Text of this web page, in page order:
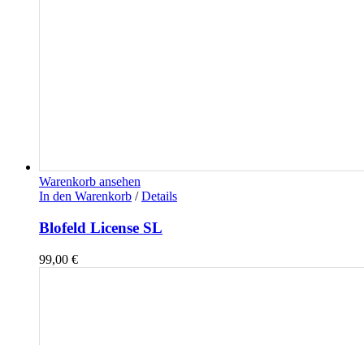
Warenkorb ansehen
In den Warenkorb / Details
Blofeld License SL
99,00 €